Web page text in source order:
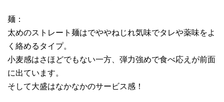
麺：
太めのストレート麺はでややねじれ気味でタレや薬味をよ
く絡めるタイプ。
小麦感はさほどでもない一方、弾力強めで食べ応えが前面
に出ています。
そして大盛はなかなかのサービス感！